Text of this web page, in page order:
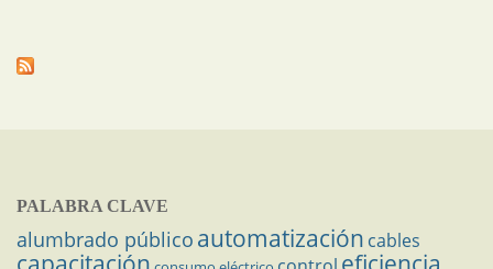
PALABRA CLAVE
alumbrado público automatización cables